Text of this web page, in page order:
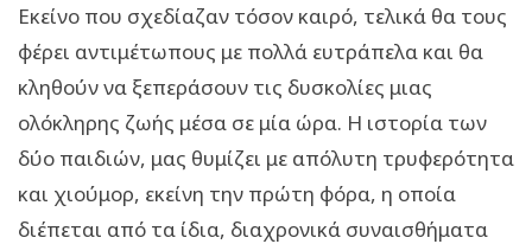
Εκείνο που σχεδίαζαν τόσον καιρό, τελικά θα τους
φέρει αντιμέτωπους με πολλά ευτράπελα και θα
κληθούν να ξεπεράσουν τις δυσκολίες μιας
ολόκληρης ζωής μέσα σε μία ώρα. Η ιστορία των
δύο παιδιών, μας θυμίζει με απόλυτη τρυφερότητα
και χιούμορ, εκείνη την πρώτη φόρα, η οποία
διέπεται από τα ίδια, διαχρονικά συναισθήματα